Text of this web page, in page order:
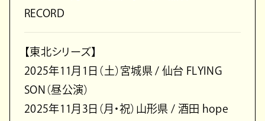
RECORD
【東北シリーズ】
2025年11月1日（土）宮城県 / 仙台 FLYING
SON（昼公演）
2025年11月3日（月・祝）山形県 / 酒田 hope